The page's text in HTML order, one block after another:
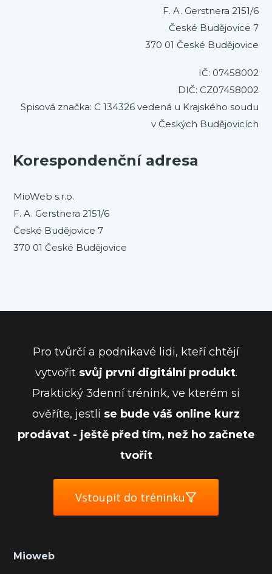
F. A. Gerstnera 2151/6
České Budějovice 7
370 01 České Budějovice
IČ: 07458002
DIČ: CZ07458002
Spisová značka: C 134326 vedená u Krajského soudu
v Českých Budějovicích
Korespondenční adresa
MioWeb s.r.o.
F. A. Gerstnera 2151/6
České Budějovice 7
370 01 České Budějovice
Pro tvůrčí a podnikavé lidi, kteří chtějí
vytvořit svůj první digitální produkt.
Praktický 3denní trénink, ve kterém si
ověříte, jestli se bude váš online kurz
prodávat - ještě před tím, než ho začnete
tvořit
Vstoupit do tréninku
Mioweb